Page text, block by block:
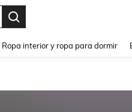
Ropa interior y ropa para dormir